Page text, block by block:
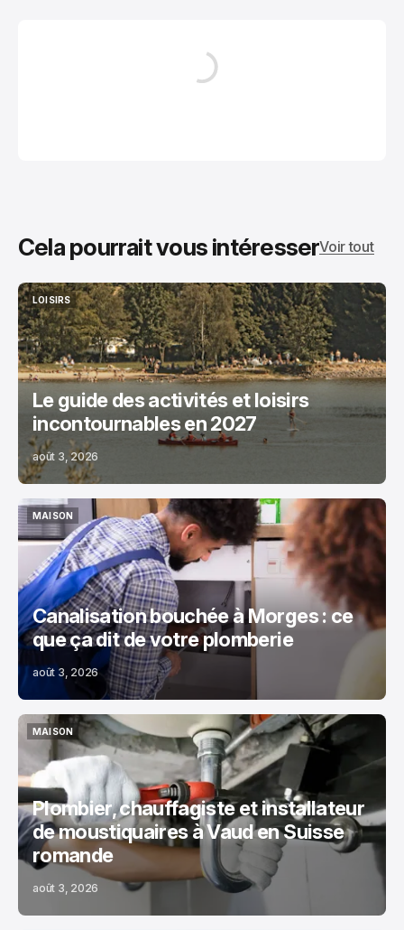
Cela pourrait vous intéresserVoir tout
LOISIRS
LOISIRS
Le guide des activités et loisirs
incontournables en 2027
août 3, 2026
MAISON
MAISON
Canalisation bouchée à Morges : ce
que ça dit de votre plomberie
août 3, 2026
MAISON
MAISON
Plombier, chauffagiste et installateur
de moustiquaires à Vaud en Suisse
romande
août 3, 2026